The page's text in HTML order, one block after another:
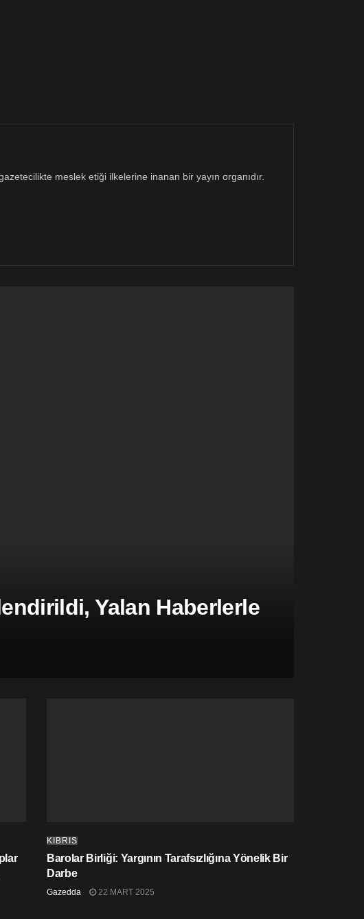
meslek etiği ilkelerine inanan bir yayın organıdır.
Yalan Haberlerle
KIBRIS
Barolar Birliği: Yargının Tarafsızlığına Yönelik Bir
Darbe
Gazedda 22 MART 2025